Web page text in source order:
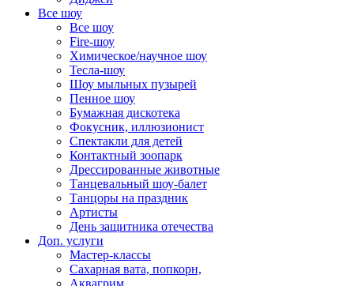
Все шоу
Все шоу
Fire-шоу
Химическое/научное шоу
Тесла-шоу
Шоу мыльных пузырей
Пенное шоу
Бумажная дискотека
Фокусник, иллюзионист
Спектакли для детей
Контактный зоопарк
Дрессированные животные
Танцевальный шоу-балет
Танцоры на праздник
Артисты
День защитника отечества
Доп. услуги
Мастер-классы
Сахарная вата, попкорн,
Аквагрим